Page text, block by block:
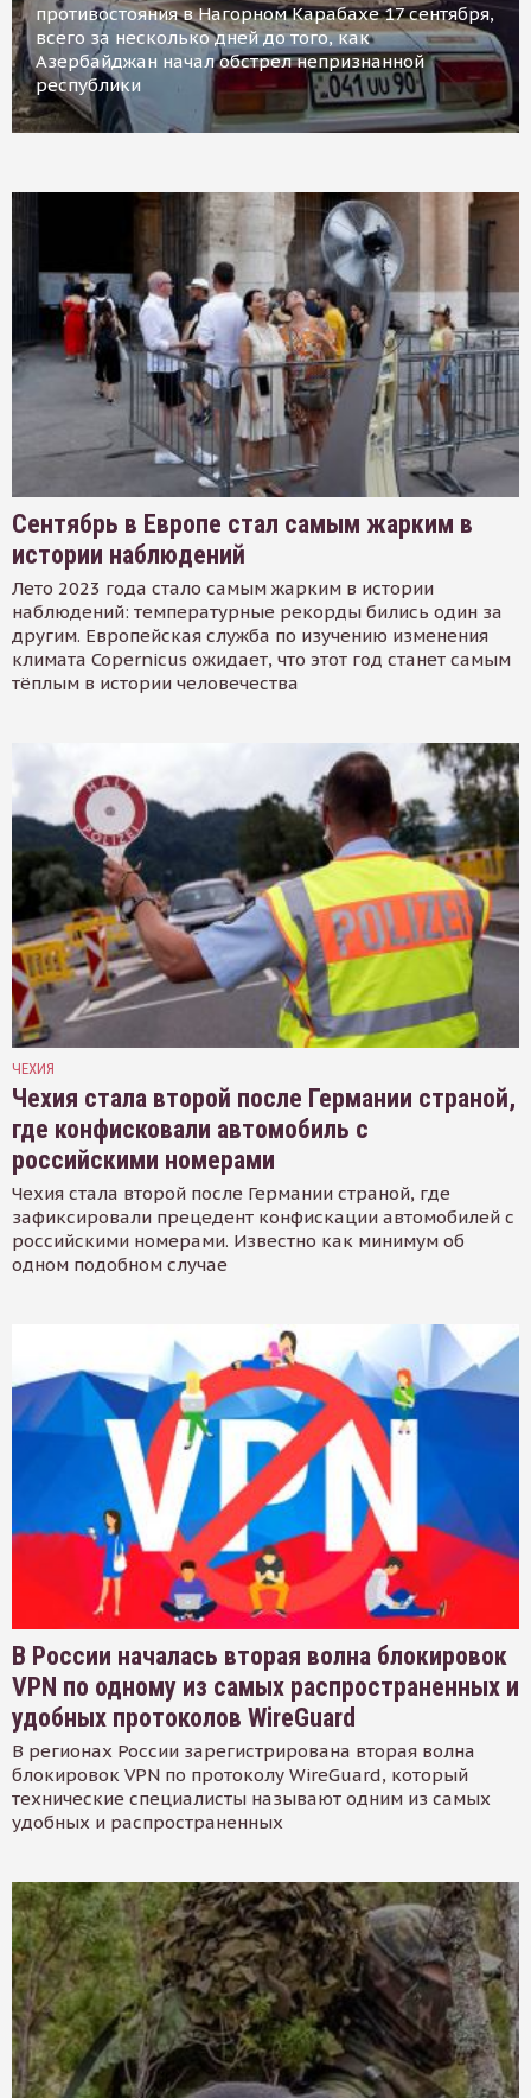
противостояния в Нагорном Карабахе 17 сентября,
всего за несколько дней до того, как
Азербайджан начал обстрел непризнанной
республики
Сентябрь в Европе стал самым жарким в
истории наблюдений
Лето 2023 года стало самым жарким в истории
наблюдений: температурные рекорды бились один за
другим. Европейская служба по изучению изменения
климата Copernicus ожидает, что этот год станет самым
тёплым в истории человечества
ЧЕХИЯ
Чехия стала второй после Германии страной,
где конфисковали автомобиль с
российскими номерами
Чехия стала второй после Германии страной, где
зафиксировали прецедент конфискации автомобилей с
российскими номерами. Известно как минимум об
одном подобном случае
В России началась вторая волна блокировок
VPN по одному из самых распространенных и
удобных протоколов WireGuard
В регионах России зарегистрирована вторая волна
блокировок VPN по протоколу WireGuard, который
технические специалисты называют одним из самых
удобных и распространенных